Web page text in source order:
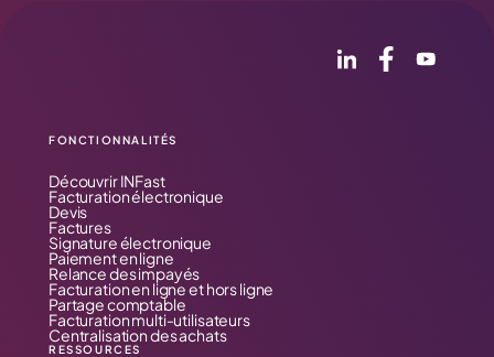
FONCTIONNALITÉS
Découvrir INFast
Facturation électronique
Devis
Factures
Signature électronique
Paiement en ligne
Relance des impayés
Facturation en ligne et hors ligne
Partage comptable
Facturation multi-utilisateurs
Centralisation des achats
RESSOURCES